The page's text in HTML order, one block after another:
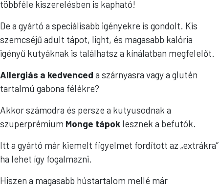
többféle kiszerelésben is kapható!
De a gyártó a speciálisabb igényekre is gondolt. Kis
szemcséjű adult tápot, light, és magasabb kalória
igényű kutyáknak is találhatsz a kínálatban megfelelőt.
Allergiás a kedvenced a szárnyasra vagy a glutén
tartalmú gabona félékre?
Akkor számodra és persze a kutyusodnak a
szuperprémium Monge tápok lesznek a befutók.
Itt a gyártó már kiemelt figyelmet fordított az „extrákra”
ha lehet így fogalmazni.
Hiszen a magasabb hústartalom mellé már